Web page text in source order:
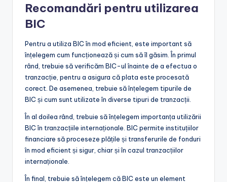
Recomandări pentru utilizarea
BIC
Pentru a utiliza BIC în mod eficient, este important să
înțelegem cum funcționează și cum să îl găsim. În primul
rând, trebuie să verificăm BIC-ul înainte de a efectua o
tranzacție, pentru a asigura că plata este procesată
corect. De asemenea, trebuie să înțelegem tipurile de
BIC și cum sunt utilizate în diverse tipuri de tranzacții.
În al doilea rând, trebuie să înțelegem importanța utilizării
BIC în tranzacțiile internaționale. BIC permite instituțiilor
financiare să proceseze plățile și transferurile de fonduri
în mod eficient și sigur, chiar și în cazul tranzacțiilor
internaționale.
În final, trebuie să înțelegem că BIC este un element